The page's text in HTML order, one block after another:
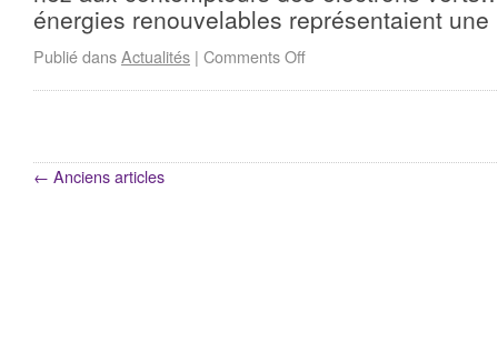
énergies renouvelables représentaient
Publié dansActualités | Comments Off
← Anciens articles